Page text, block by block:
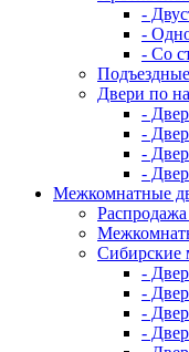
-
-
- Со
Двери по
-
-
-
-
Межкомнатные
Сибирские
-
-
-
-